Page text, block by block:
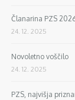
Članarina PZS
24. 12. 2025
Novoletno voščilo
24. 12. 2025
PZS, najvišja